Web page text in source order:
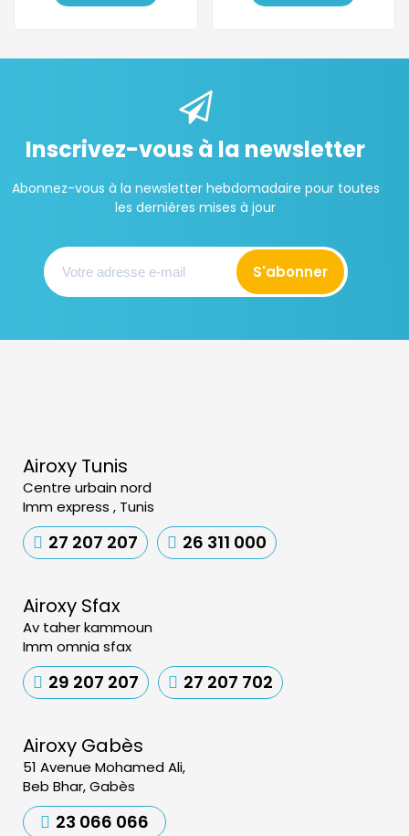
Inscrivez-vous à la newsletter
Abonnez-vous à la newsletter hebdomadaire pour toutes
les dernières mises à jour
S'abonner
Airoxy Tunis
Centre urbain nord
Imm express , Tunis
27 207 207 26 311 000
Airoxy Sfax
Av taher kammoun
Imm omnia sfax
29 207 207 27 207 702
Airoxy Gabès
51 Avenue Mohamed Ali,
Beb Bhar, Gabès
23 066 066